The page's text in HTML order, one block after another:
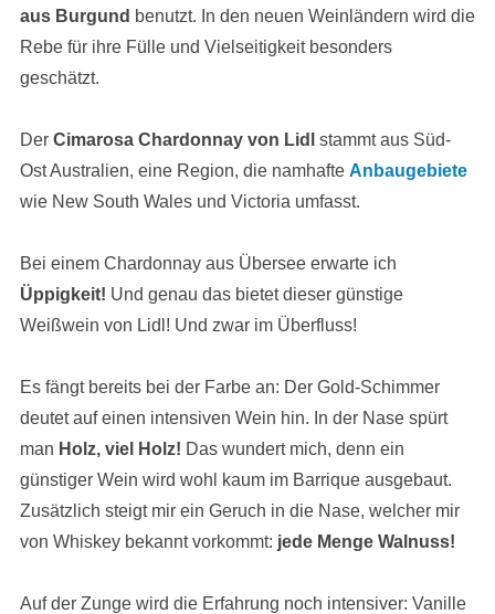
aus Burgund benutzt. In den neuen Weinländern wird die
Rebe für ihre Fülle und Vielseitigkeit besonders
geschätzt.
Der Cimarosa Chardonnay von Lidl
stammt aus Süd-
Ost Australien, eine Region, die namhafte Anbaugebiete
wie New South Wales und Victoria umfasst.
Bei einem Chardonnay aus Übersee erwarte ich
Üppigkeit! Und genau das bietet dieser günstige
Weißwein von Lidl! Und zwar im Überfluss!
Es fängt bereits bei der Farbe an: Der Gold-Schimmer
deutet auf einen intensiven Wein hin. In der Nase spürt
man Holz, viel Holz! Das wundert mich, denn ein
günstiger Wein wird wohl kaum im Barrique ausgebaut.
Zusätzlich steigt mir ein Geruch in die Nase, welcher mir
von Whiskey bekannt vorkommt: jede Menge Walnuss!
Auf der Zunge wird die Erfahrung noch intensiver: Vanille